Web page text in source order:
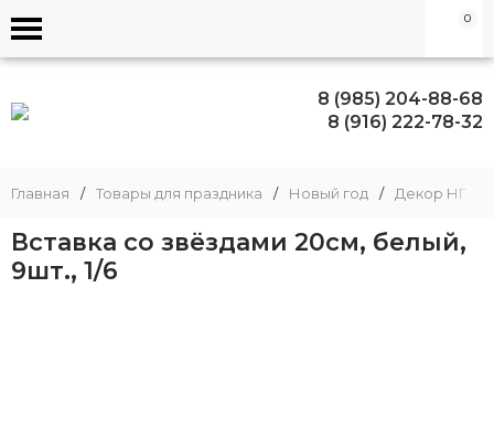
0
8 (985) 204-88-68
8 (916) 222-78-32
Главная / Товары для праздника / Новый год / Декор НГ
Вставка со звёздами 20см, белый,
9шт., 1/6